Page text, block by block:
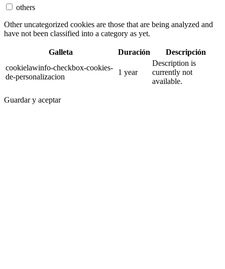
others
Other uncategorized cookies are those that are being analyzed and
have not been classified into a category as yet.
Galleta Duración
Descripción
cookielawinfo-checkbox-cookies-
de-personalizacion
1 year
Description is
currently not
available.
Guardar y aceptar